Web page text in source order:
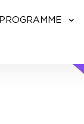
PROGRAMME